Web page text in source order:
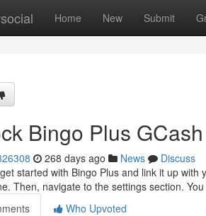
Home New Submit
Bingo Plus
268 days ago News
Discuss
started with Bingo Plus and link it up
Then, navigate to the settings section.
Who Upvoted